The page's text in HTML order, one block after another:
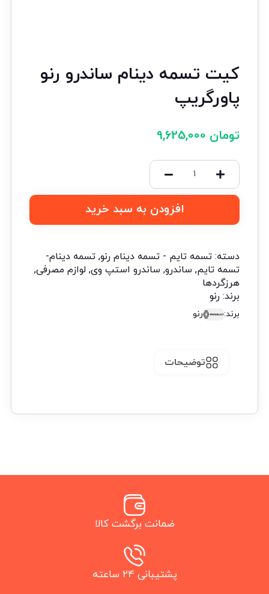
کیت تسمه دینام ساندرو رنو
پاورگریپ
تومان
افزودن به سبد خرید
دسته: تسمه تایم - تسمه دینام رنو, تسمه دینام-
تسمه تایم, ساندرو, ساندرو استپ وی, لوازم مصرفی,
هرزگردها
برند: رنو
برند: رنو
توضیحات
ضمانت برگشت کالا
پشتیبانی 24 ساعته